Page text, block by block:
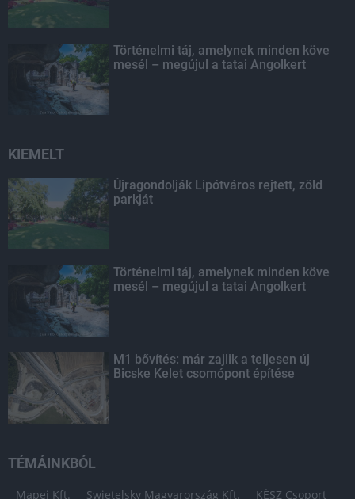
Történelmi táj, amelynek minden köve
mesél – megújul a tatai Angolkert
KIEMELT
Újragondolják Lipótváros rejtett, zöld
parkját
Történelmi táj, amelynek minden köve
mesél – megújul a tatai Angolkert
M1 bővítés: már zajlik a teljesen új
Bicske Kelet csomópont építése
TÉMÁINKBÓL
Mapei Kft. Swietelsky Magyarország Kft. KÉSZ Csoport